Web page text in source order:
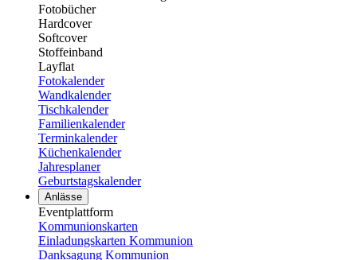
Fotobücher
Hardcover
Softcover
Stoffeinband
Layflat
Fotokalender
Wandkalender
Tischkalender
Familienkalender
Terminkalender
Küchenkalender
Jahresplaner
Geburtstagskalender
Anlässe
Eventplattform
Kommunionskarten
Einladungskarten Kommunion
Danksagung Kommunion